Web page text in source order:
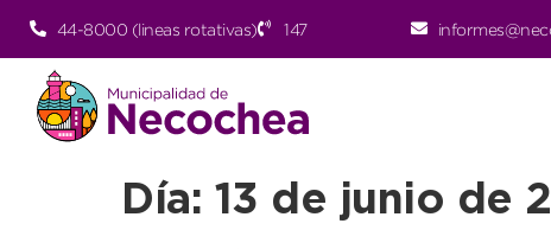
44-8000 (lineas rotativas) 147
Día: 13 de junio de